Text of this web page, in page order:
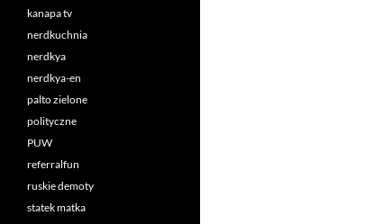
kanapa tv
nerdkuchnia
nerdkya
nerdkya-en
palto zielone
polityczne
PUW
referralfun
ruskie demoty
statek matka